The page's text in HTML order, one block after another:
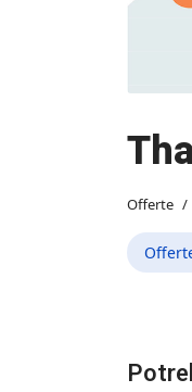
Offerte